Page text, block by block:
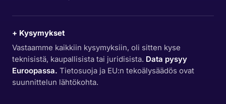
+ Kysymykset
Vastaamme kaikkiin kysymyksiin, oli sitten kyse
teknisistä, kaupallisista tai juridisista. Data pysyy
Euroopassa. Tietosuoja ja EU:n tekoälysäädös ovat
suunnittelun lähtökohta.